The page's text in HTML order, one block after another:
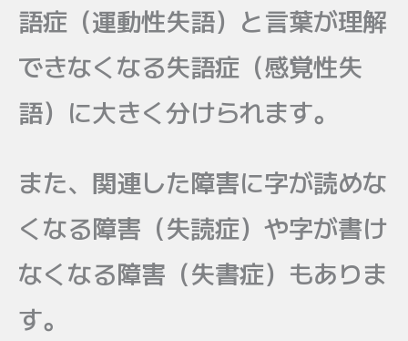
語症（運動性失語）と言葉が理解
できなくなる失語症（感覚性失
語）に大きく分けられます。
また、関連した障害に字が読めな
くなる障害（失読症）や字が書け
なくなる障害（失書症）もありま
す。